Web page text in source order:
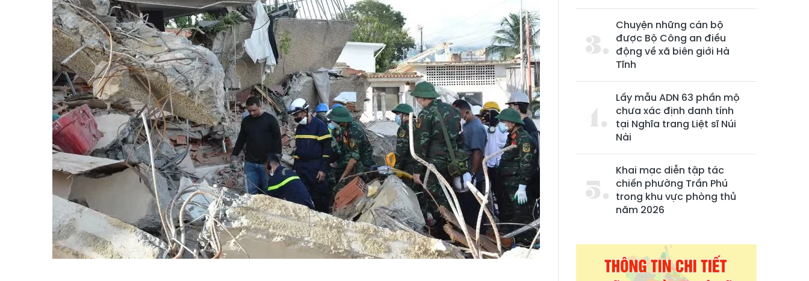
Chuyện những cán bộ
được Bộ Công an điều
động về xã biên giới Hà
Tĩnh
Lấy mẫu ADN 63 phần mộ
chưa xác định danh tính
tại Nghĩa trang Liệt sĩ Núi
Nài
Khai mạc diễn tập tác
chiến phường Trần Phú
trong khu vực phòng thủ
năm 2026